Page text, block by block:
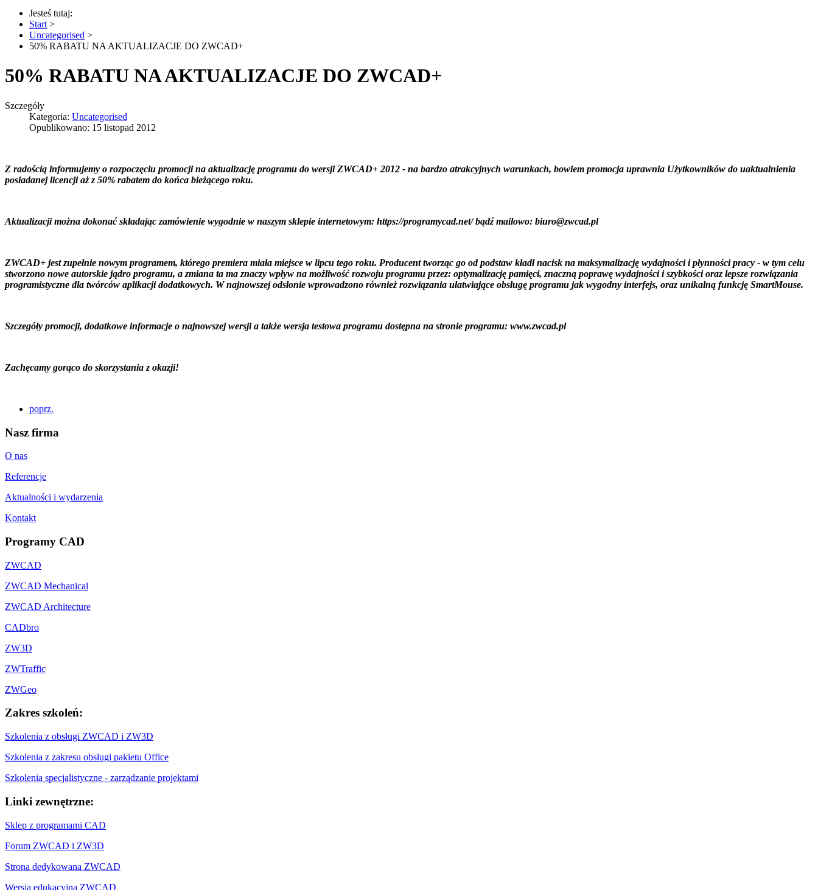
Jesteś tutaj:
Start >
Uncategorised >
50% RABATU NA AKTUALIZACJE DO ZWCAD+
50% RABATU NA AKTUALIZACJE DO ZWCAD+
Szczegóły
Kategoria: Uncategorised
Opublikowano: 15 listopad 2012
Z radością informujemy o rozpoczęciu promocji na aktualizację programu do wersji ZWCAD+ 2012 - na bardzo atrakcyjnych warunkach, bowiem promocja uprawnia Użytkowników do uaktualnienia
posiadanej licencji aż z 50% rabatem do końca bieżącego roku.
Aktualizacji można dokonać składając zamówienie wygodnie w naszym sklepie internetowym: https://programycad.net/ bądź mailowo: biuro@zwcad.pl
ZWCAD+ jest zupełnie nowym programem, którego premiera miała miejsce w lipcu tego roku. Producent tworząc go od podstaw kładł nacisk na maksymalizację wydajności i płynności pracy - w tym celu
stworzono nowe autorskie jądro programu, a zmiana ta ma znaczy wpływ na możliwość rozwoju programu przez: optymalizację pamięci, znaczną poprawę wydajności i szybkości oraz lepsze rozwiązania
programistyczne dla twórców aplikacji dodatkowych. W najnowszej odsłonie wprowadzono również rozwiązania ułatwiające obsługę programu jak wygodny interfejs, oraz unikalną funkcję SmartMouse.
Szczegóły promocji, dodatkowe informacje o najnowszej wersji a także wersja testowa programu dostępna na stronie programu: www.zwcad.pl
Zachęcamy gorąco do skorzystania z okazji!
poprz.
Nasz firma
O nas
Referencje
Aktualności i wydarzenia
Kontakt
Programy CAD
ZWCAD
ZWCAD Mechanical
ZWCAD Architecture
CADbro
ZW3D
ZWTraffic
ZWGeo
Zakres szkoleń:
Szkolenia z obsługi ZWCAD i ZW3D
Szkolenia z zakresu obsługi pakietu Office
Szkolenia specjalistyczne - zarządzanie projektami
Linki zewnętrzne:
Sklep z programami CAD
Forum ZWCAD i ZW3D
Strona dedykowana ZWCAD
Wersja edukacyjna ZWCAD